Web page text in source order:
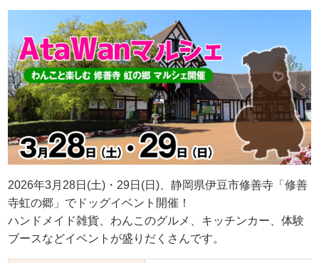
2026年3月28日(土)・29日(日)、静岡県伊豆市修善寺「修善
寺虹の郷」でドッグイベント開催！
ハンドメイド雑貨、わんこのグルメ、キッチンカー、体験
ブースなどイベントが盛りだくさんです。